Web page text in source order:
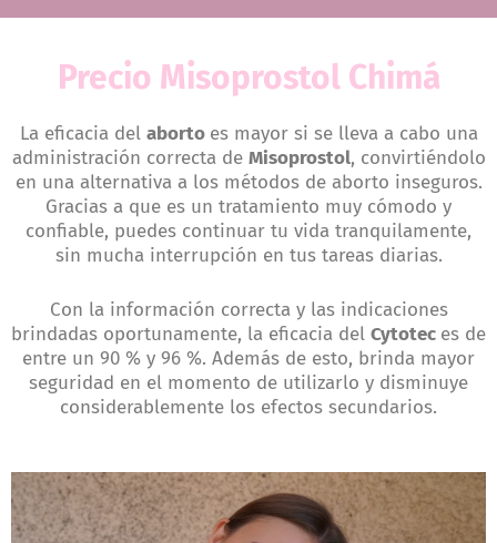
Precio Misoprostol Chimá
La eficacia del aborto es mayor si se lleva a cabo una
administración correcta de Misoprostol, convirtiéndolo
en una alternativa a los métodos de aborto inseguros.
Gracias a que es un tratamiento muy cómodo y
confiable, puedes continuar tu vida tranquilamente,
sin mucha interrupción en tus tareas diarias.
Con la información correcta y las indicaciones
brindadas oportunamente, la eficacia del Cytotec es de
entre un 90 % y 96 %. Además de esto, brinda mayor
seguridad en el momento de utilizarlo y disminuye
considerablemente los efectos secundarios.